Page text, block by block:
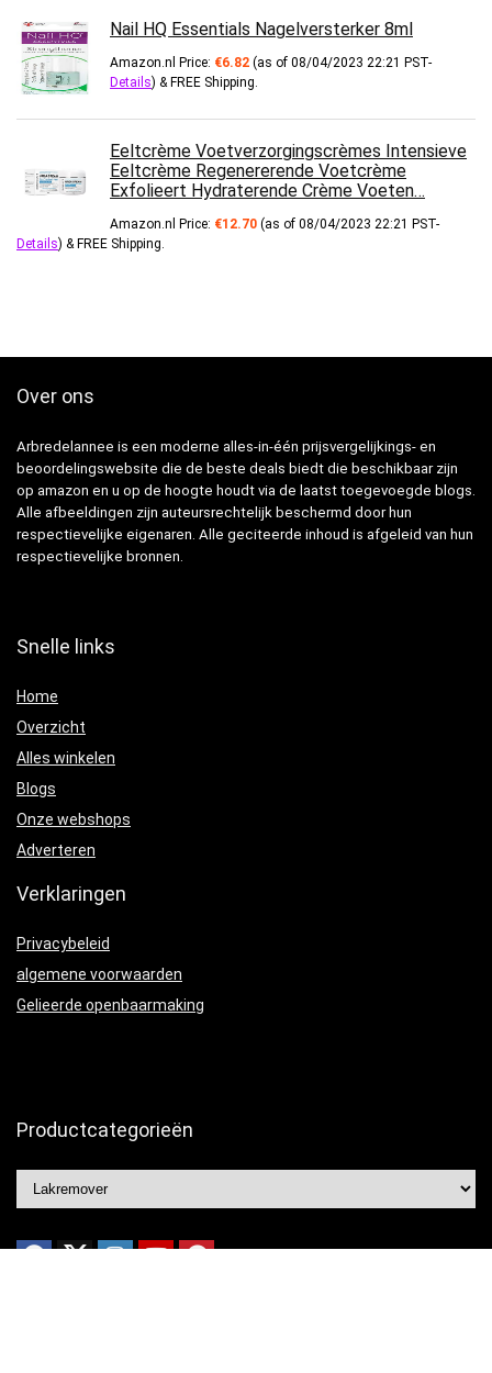
Nail HQ Essentials Nagelversterker 8ml
Amazon.nl Price: €6.82 (as of 08/04/2023 22:21 PST-
Details) & FREE Shipping
Eeltcrème Voetverzorgingscrèmes Intensieve
Eeltcrème Regenererende Voetcrème
Exfolieert Hydraterende Crème Voeten…
Amazon.nl Price: €12.70 (as of 08/04/2023 22:21 PST-
Details) & FREE Shipping
Over ons
Arbredelannee is een moderne alles-in-één prijsvergelijkings- en
beoordelingswebsite die de beste deals biedt die beschikbaar zijn
op amazon en u op de hoogte houdt via de laatst toegevoegde blogs.
Alle afbeeldingen zijn auteursrechtelijk beschermd door hun
respectievelijke eigenaren. Alle geciteerde inhoud is afgeleid van hun
respectievelijke bronnen.
Snelle links
Home
Overzicht
Alles winkelen
Blogs
Onze webshops
Adverteren
Verklaringen
Privacybeleid
algemene voorwaarden
Gelieerde openbaarmaking
Productcategorieën